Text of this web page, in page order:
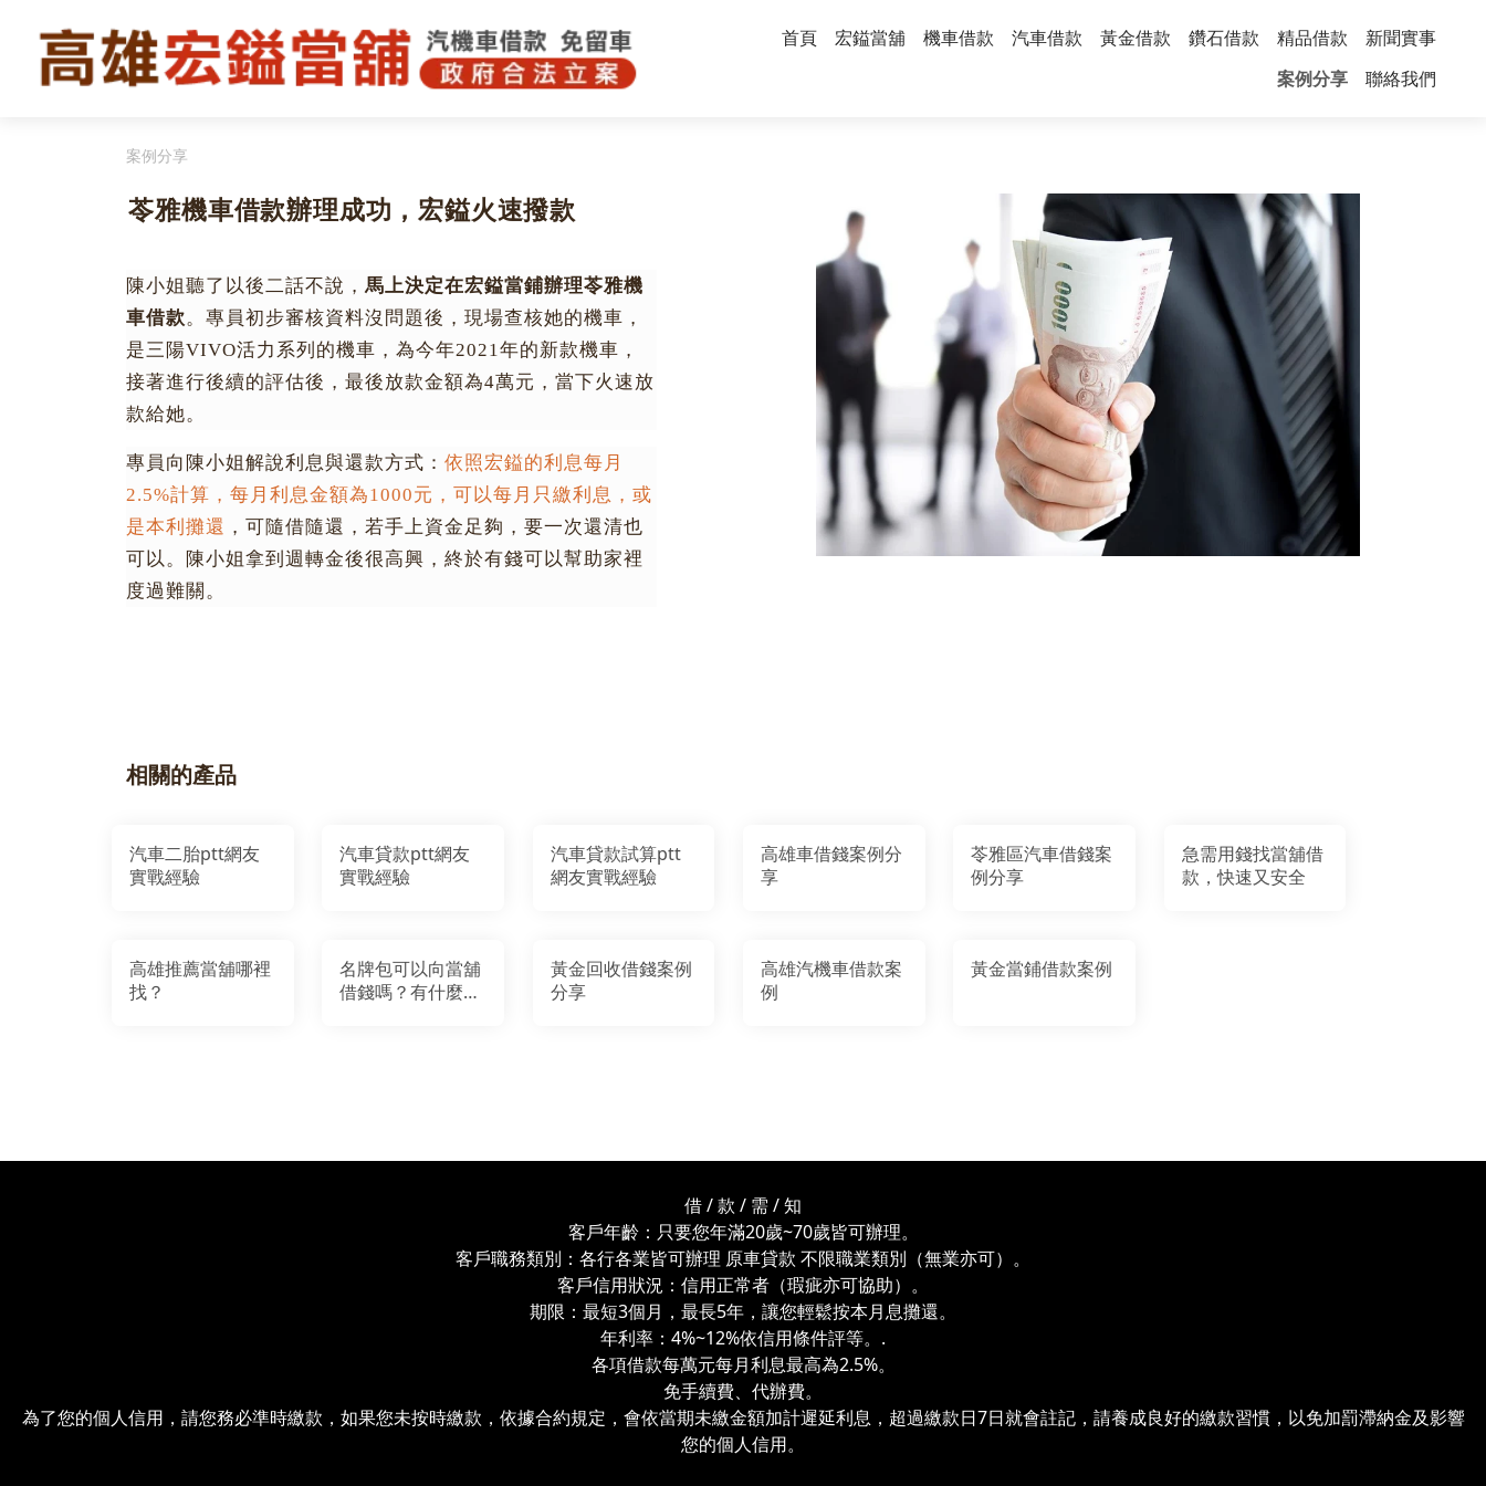
首頁 宏鎰當舖 機車借款 汽車借款 黃金借款 鑽石借款 精品借款
新聞實事
案例分享
聯絡我們
苓雅機車借款辦理成功，宏鎰火速撥款
陳小姐聽了以後二話不說， 馬上決定在宏鎰當鋪辦理苓雅機
車借款。專員初步審核資料沒問題後，現場查核她的機車，
是三陽VIVO活力系列的機車，為今年2021年的新款機車，
接著進行後續的評估後，最後放款金額為4萬元，當下火速放
款給她。
專員向陳小姐解說利息與還款方式： 依照宏鎰的利息每月
2.5%計算，每月利息金額為1000元，可以每月只繳利息，或
是本利攤還 ，可隨借隨還，若手上資金足夠，要一次還清也
可以。陳小姐拿到週轉金後很高興，終於有錢可以幫助家裡
度過難關。
相關的產品
汽車二胎ptt網友
實戰經驗
汽車貸款ptt網友
實戰經驗
汽車貸款試算ptt
網友實戰經驗
高雄車借錢案例分
享
苓雅區汽車借錢案
例分享
急需用錢找當舖借
款，快速又安全
高雄推薦當舖哪裡
找？
名牌包可以向當舖
借錢嗎？有什麼注
黃金回收借錢案例
分享
高雄汽機車借款案
例
黃金當鋪借款案例
案例分享
借 / 款 / 需 / 知
客戶年齡：只要您年滿20歲~70歲皆可辦理。
客戶職務類別：各行各業皆可辦理 原車貸款 不限職業類別（無業亦可）。
客戶信用狀況：信用正常者（瑕疵亦可協助）。
期限：最短3個月，最長5年，讓您輕鬆按本月息攤還。
年利率：4%~12%依信用條件評等。.
各項借款每萬元每月利息最高為2.5%。
免手續費、代辦費。
為了您的個人信用，請您務必準時繳款，如果您未按時繳款，依據合約規定，會依當期未繳金額加計遲延利息，超過繳款日7日就會註記，請養成良好的繳款習慣，以免加罰滯納金及影響
您的個人信用。